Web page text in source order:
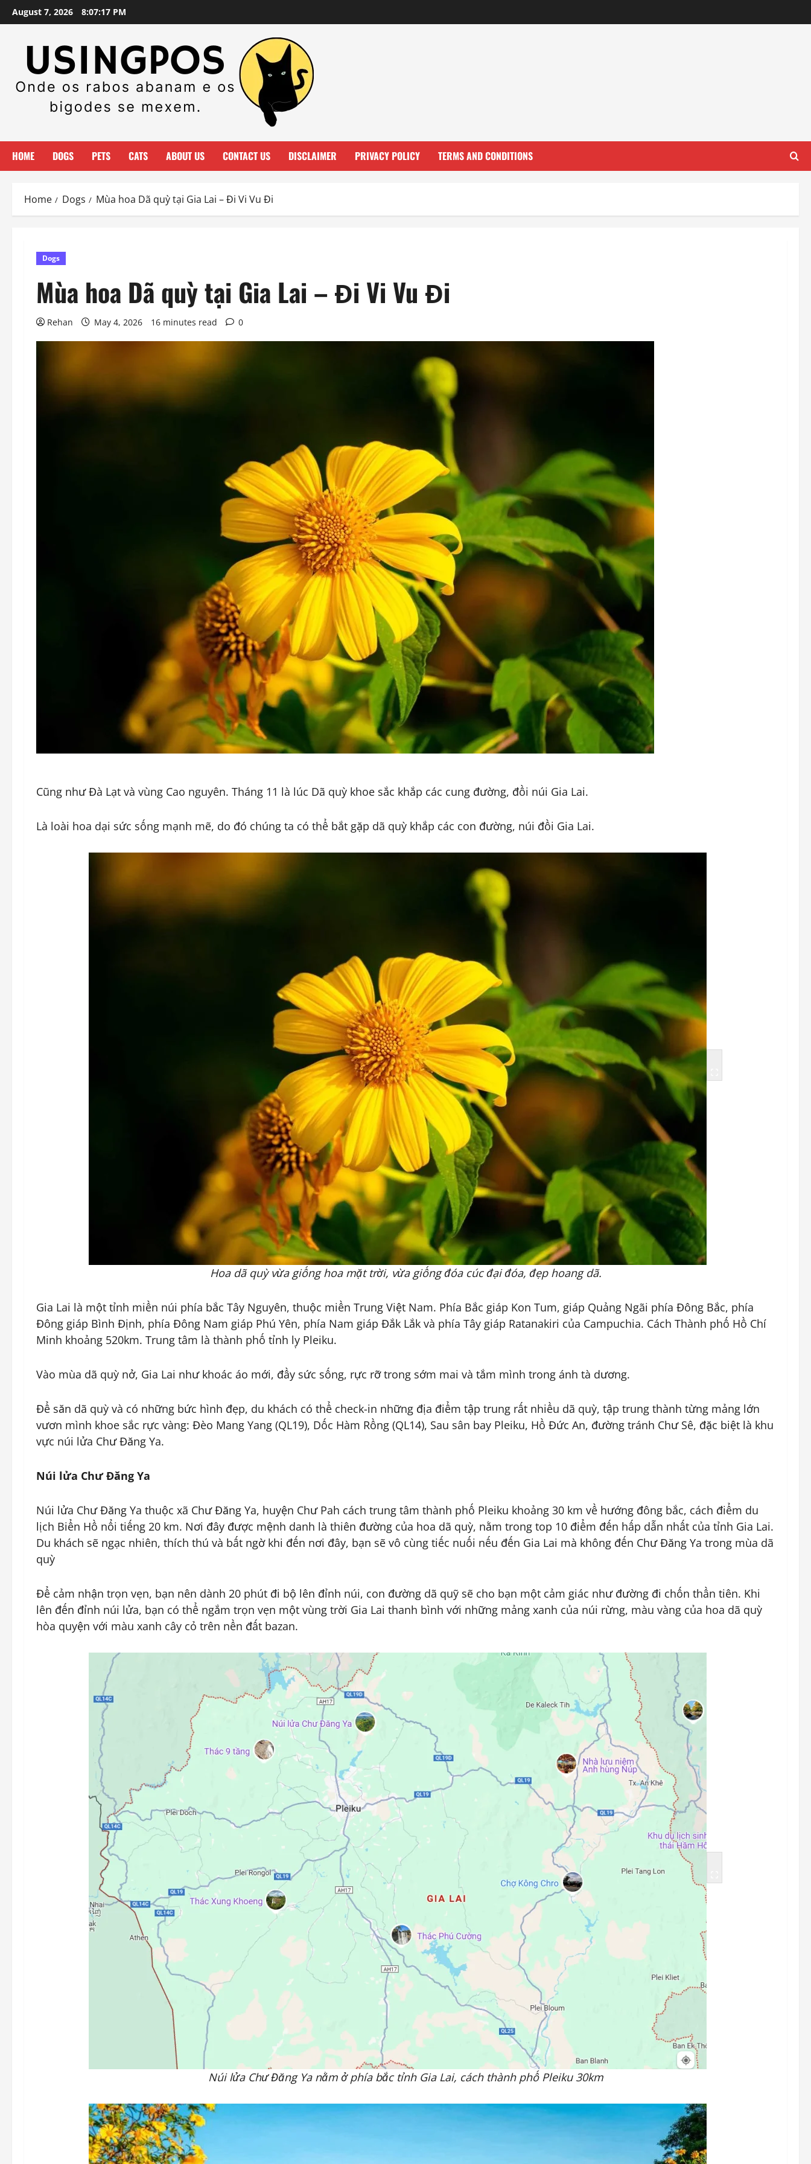
Skip
to
August 7, 2026 8:07:19 PM
HOME DOGS PETS CATS ABOUT US CONTACT US DISCLAIMER PRIVACY POLICY TERMS AND CONDITIONS
Home Dogs Mùa hoa Dã quỳ tại Gia Lai – Đi Vi Vu Đi
Dogs
Mùa hoa Dã quỳ tại Gia Lai – Đi Vi Vu Đi
Rehan May 4, 2026 16 minutes read 0
Cũng như Đà Lạt và vùng Cao nguyên. Tháng 11 là lúc Dã quỳ khoe sắc khắp các cung đường, đồi núi Gia Lai.
Là loài hoa dại sức sống mạnh mẽ, do đó chúng ta có thể bắt gặp dã quỳ khắp các con đường, núi đồi Gia Lai.
Hoa dã quỳ vừa giống hoa mặt trời, vừa giống đóa cúc đại đóa, đẹp hoang dã.
Gia Lai là một tỉnh miền núi phía bắc Tây Nguyên, thuộc miền Trung Việt Nam. Phía Bắc giáp Kon Tum, giáp Quảng Ngãi phía Đông Bắc, phía
Đông giáp Bình Định, phía Đông Nam giáp Phú Yên, phía Nam giáp Đắk Lắk và phía Tây giáp Ratanakiri của Campuchia. Cách Thành phố Hồ Chí
Minh khoảng 520km. Trung tâm là thành phố tỉnh lỵ Pleiku.
Vào mùa dã quỳ nở, Gia Lai như khoác áo mới, đầy sức sống, rực rỡ trong sớm mai và tắm mình trong ánh tà dương.
Để săn dã quỳ và có những bức hình đẹp, du khách có thể check-in những địa điểm tập trung rất nhiều dã quỳ, tập trung thành từng mảng lớn
vươn mình khoe sắc rực vàng: Đèo Mang Yang (QL19), Dốc Hàm Rồng (QL14), Sau sân bay Pleiku, Hồ Đức An, đường tránh Chư Sê, đặc biệt là khu
vực núi lửa Chư Đăng Ya.
Núi lửa Chư Đăng Ya
Núi lửa Chư Đăng Ya thuộc xã Chư Đăng Ya, huyện Chư Pah cách trung tâm thành phố Pleiku khoảng 30 km về hướng đông bắc, cách điểm du
lịch Biển Hồ nổi tiếng 20 km. Nơi đây được mệnh danh là thiên đường của hoa dã quỳ, nằm trong top 10 điểm đến hấp dẫn nhất của tỉnh Gia Lai.
Du khách sẽ ngạc nhiên, thích thú và bất ngờ khi đến nơi đây, bạn sẽ vô cùng tiếc nuối nếu đến Gia Lai mà không đến Chư Đăng Ya trong mùa dã
quỳ
Để cảm nhận trọn vẹn, bạn nên dành 20 phút đi bộ lên đỉnh núi, con đường dã quỹ sẽ cho bạn một cảm giác như đường đi chốn thần tiên. Khi
lên đến đỉnh núi lửa, bạn có thể ngắm trọn vẹn một vùng trời Gia Lai thanh bình với những mảng xanh của núi rừng, màu vàng của hoa dã quỳ
hòa quyện với màu xanh cây cỏ trên nền đất bazan.
Núi lửa Chư Đăng Ya nằm ở phía bắc tỉnh Gia Lai, cách thành phố Pleiku 30km